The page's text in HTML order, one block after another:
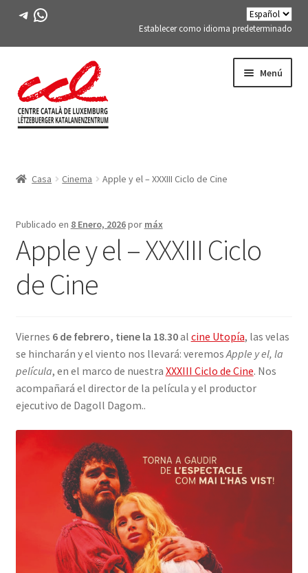
Telegrama
WhatsApp
Establecer como idioma predeterminado
la
navegación
al
contenido
Menú
ACTIVIDADES
CURSOS
MIEMBROS DE FES-TE
LIBRO
INICIAR SESIÓN
Casa Cinema Apple y el – XXXIII Ciclo de Cine
Publicado en 8 Enero, 2026por máx
Apple y el – XXXIII Ciclo
de Cine
Viernes 6 de febrero, tiene la 18.30al cine Utopía, las velas
se hincharán y el viento nos llevará: veremosApple y el, la
película, en el marco de nuestra XXXIII Ciclo de Cine. Nos
acompañará el director de la película y el productor
ejecutivo de Dagoll Dagom..